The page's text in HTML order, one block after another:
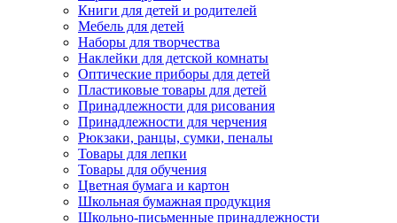
Книги для детей и родителей
Мебель для детей
Наборы для творчества
Наклейки для детской комнаты
Оптические приборы для детей
Пластиковые товары для детей
Принадлежности для рисования
Принадлежности для черчения
Рюкзаки, ранцы, сумки, пеналы
Товары для лепки
Товары для обучения
Цветная бумага и картон
Школьная бумажная продукция
Школьно-письменные принадлежности